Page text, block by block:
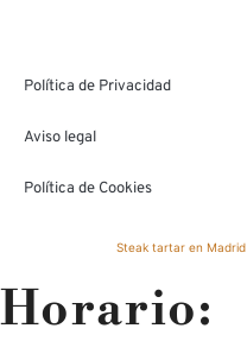
Política de Privacidad
Aviso legal
Política de Cookies
Steak tartar en Madrid
Horario: